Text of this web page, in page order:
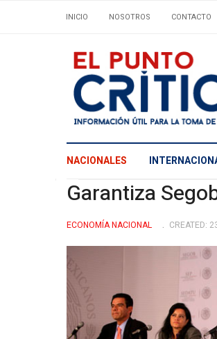
INICIO NOSOTROS CONTACTO
NACIONALES
Garantiza
ECONOMÍ­A NACIONAL CREATED: